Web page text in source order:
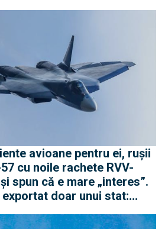
avioane pentru ei, rușii
cu noile rachete RVV-
spun că e mare „interes”.
doar unui stat: